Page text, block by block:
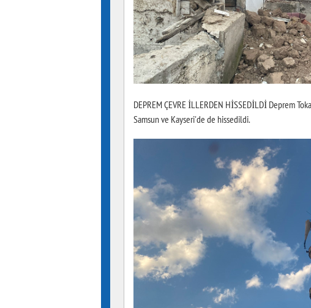
DEPREM ÇEVRE İLLERDEN HİSSEDİLDİ Deprem
Samsun ve Kayseri'de de hissedildi.